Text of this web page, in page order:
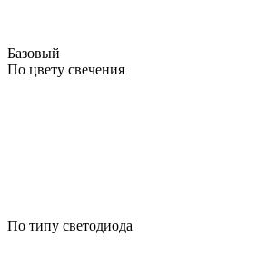
Базовый
По цвету свечения
По типу светодиода